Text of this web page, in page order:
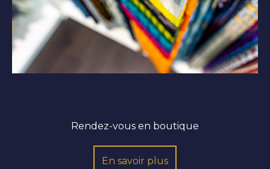
Rendez-vous en boutique
En savoir plus